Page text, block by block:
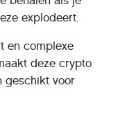
explodeert.
en complexe
deze crypto
geschikt voor